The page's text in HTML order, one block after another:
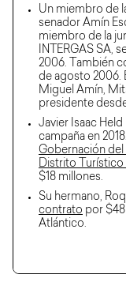
Un miembro de
senador Amín
miembro de la
INTERGAS SA,
2006. También
de agosto 2006.
Miguel Amín,
presidente
Javier Isaac Held
campaña en
Gobernación del
Distrito Turístico
$18 millones.
Su hermano,
contrato por
Atlántico.